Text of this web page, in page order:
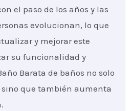
el paso de los años y las
evolucionan, lo que
y mejorar este
su funcionalidad y
Barata de baños no solo
que también aumenta